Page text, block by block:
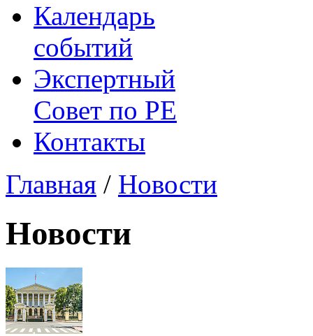
Календарь
событий
Экспертный
Совет по РЕ
Контакты
Главная / Новости
Новости